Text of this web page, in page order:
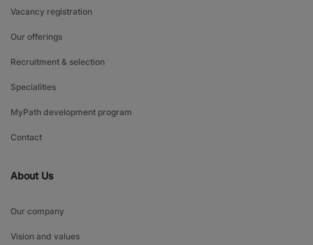
Vacancy registration
Our offerings
Recruitment & selection
Specialities
MyPath development program
Contact
About Us
Our company
Vision and values